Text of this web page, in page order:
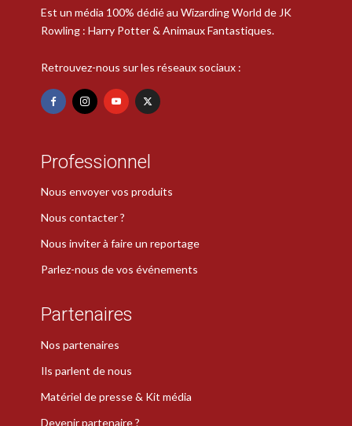
Est un média 100% dédié au Wizarding World de JK
Rowling : Harry Potter & Animaux Fantastiques.
Retrouvez-nous sur les réseaux sociaux :
Professionnel
Nous envoyer vos produits
Nous contacter ?
Nous inviter à faire un reportage
Parlez-nous de vos événements
Partenaires
Nos partenaires
Ils parlent de nous
Matériel de presse & Kit média
Devenir partenaire ?